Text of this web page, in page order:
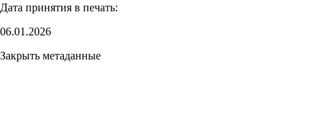
Дата принятия в печать:
06.01.2026
Закрыть метаданные